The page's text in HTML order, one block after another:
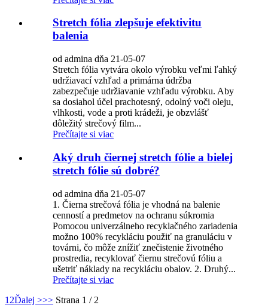
Stretch fólia zlepšuje efektivitu
balenia
od admina dňa 21-05-07
Stretch fólia vytvára okolo výrobku veľmi ľahký
udržiavací vzhľad a primárna údržba
zabezpečuje udržiavanie vzhľadu výrobku. Aby
sa dosiahol účel prachotesný, odolný voči oleju,
vlhkosti, vode a proti krádeži, je obzvlášť
dôležitý strečový film...
Prečítajte si viac
Aký druh čiernej stretch fólie a bielej
stretch fólie sú dobré?
od admina dňa 21-05-07
1. Čierna strečová fólia je vhodná na balenie
cenností a predmetov na ochranu súkromia
Pomocou univerzálneho recyklačného zariadenia
možno 100% recykláciu použiť na granuláciu v
továrni, čo môže znížiť znečistenie životného
prostredia, recyklovať čiernu strečovú fóliu a
ušetriť náklady na recykláciu obalov. 2. Druhý...
Prečítajte si viac
1 2Ďalej >>> Strana 1 / 2